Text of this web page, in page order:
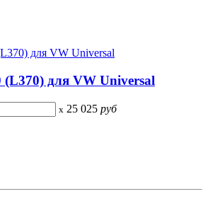
(L370) для VW Universal
x 25 025 руб